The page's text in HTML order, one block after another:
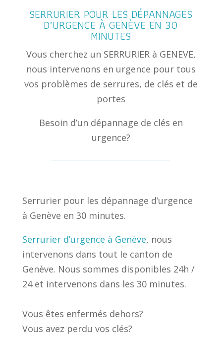
SERRURIER POUR LES DÉPANNAGES
D’URGENCE À GENÈVE EN 30
MINUTES
Vous cherchez un SERRURIER à GENEVE,
nous intervenons en urgence pour tous
vos problèmes de serrures, de clés et de
portes
Besoin d’un dépannage de clés en
urgence?
Serrurier pour les dépannage d’urgence
à Genève en 30 minutes.
Serrurier d’urgence à Genève, nous
intervenons dans tout le canton de
Genève. Nous sommes disponibles 24h /
24 et intervenons dans les 30 minutes.
Vous êtes enfermés dehors?
Vous avez perdu vos clés?